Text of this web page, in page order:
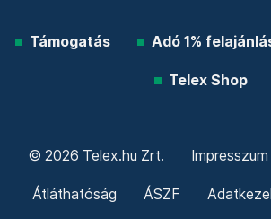
Támogatás Adó 1%
Telex Shop
© 2026 Telex.hu Zrt. Impresszum
Átláthatóság ÁSZF